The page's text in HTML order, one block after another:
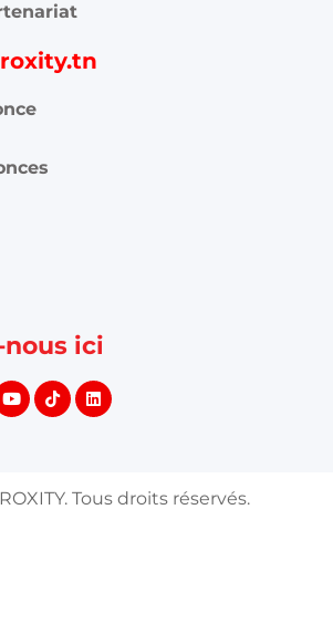
ici
Tous droits réservés.